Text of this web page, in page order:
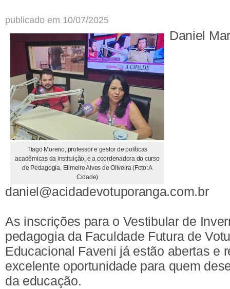
publicado em 10/07/2025
Tiago Moreno, professor e gestor de políticas
acadêmicas da instituição, e a coordenadora do curso
de Pedagogia, Elimeire Alves de Oliveira (Foto: A
Cidade)
Daniel
daniel@acidadevotuporanga.com.br
As inscrições para o Vestibular de
pedagogia da Faculdade Futura de
Educacional Faveni já estão abertas e
excelente oportunidade para quem
da educação.